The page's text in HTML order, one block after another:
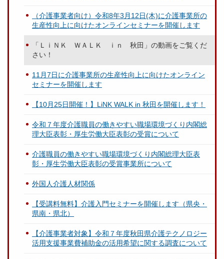
（介護事業者向け）令和8年3月12日(木)に介護事業所の
生産性向上に向けたオンラインセミナーを開催します
「ＬｉＮＫ ＷＡＬＫ ｉｎ 秋田」の動画をご覧くだ
さい！
11月7日に介護事業所の生産性向上に向けたオンライン
セミナーを開催します
【10月25日開催！】LiNK WALK in 秋田を開催します！
令和７年度介護職員の働きやすい職場環境づくり内閣総
理大臣表彰・厚生労働大臣表彰の受賞について
介護職員の働きやすい職場環境づくり内閣総理大臣表
彰・厚生労働大臣表彰の受賞事業所について
外国人介護人材関係
【受講料無料】介護入門セミナーを開催します（県央・
県南・県北）
【介護事業者対象】令和７年度秋田県介護テクノロジー
活用支援事業費補助金の活用希望に関する調査について